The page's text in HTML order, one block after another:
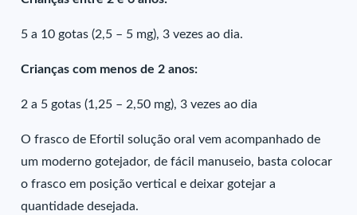
5 a 10 gotas (2,5 – 5 mg), 3 vezes ao dia.
Crianças com menos de 2 anos:
2 a 5 gotas (1,25 – 2,50 mg), 3 vezes ao dia
O frasco de Efortil solução oral vem acompanhado de
um moderno gotejador, de fácil manuseio, basta colocar
o frasco em posição vertical e deixar gotejar a
quantidade desejada.